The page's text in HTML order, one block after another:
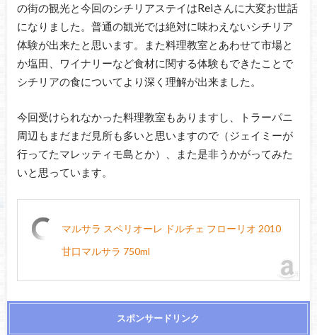
の街の観光と今回のシチリアステイはReiさんに大変お世話
になりました。普通の観光では絶対に味わえないシチリア
体験が出来たと思います。また料理教室とあわせて市場と
か塩田、ワイナリーなど食材に関する体験もできたことで
シチリアの食についてより深く理解が出来ました。
今回受けられなかった料理教室もありますし、トラーパニ
周辺もまだまだ見所も多いと思いますので（ジェイミーが
行ってたマレッティモ島とか）、また是非うかがってみた
いと思っています。
マルサラ スペリオーレ ドルチェ フローリオ 2010
甘口マルサラ 750ml
スポンサードリンク